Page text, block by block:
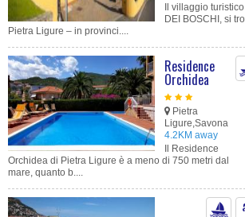
Il villaggio
DEI BOSCHI, si
Pietra Ligure – in provinci....
Residence
Orchidea
Pietra
Ligure,Savona
4.2KM away
Il Residence
Orchidea di Pietra Ligure è a meno di 750 metri dal
mare, quanto b....